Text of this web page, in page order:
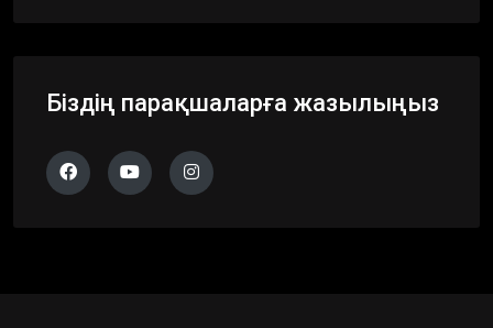
Біздің парақшаларға жазылыңыз